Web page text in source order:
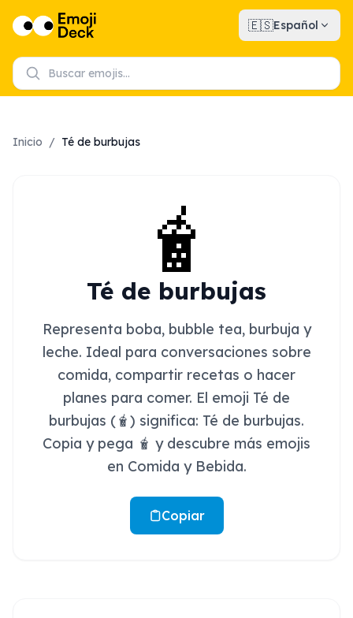
🇪🇸Español
Inicio / Té de burbujas
🧋
Té de burbujas
Representa boba, bubble tea, burbuja y
leche. Ideal para conversaciones sobre
comida, compartir recetas o hacer
planes para comer. El emoji Té de
burbujas (🧋) significa: Té de burbujas.
Copia y pega 🧋 y descubre más emojis
en Comida y Bebida.
Copiar